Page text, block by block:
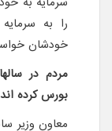
را به
خودشان
مردم در
بورس کرده اند
معاون وزیر